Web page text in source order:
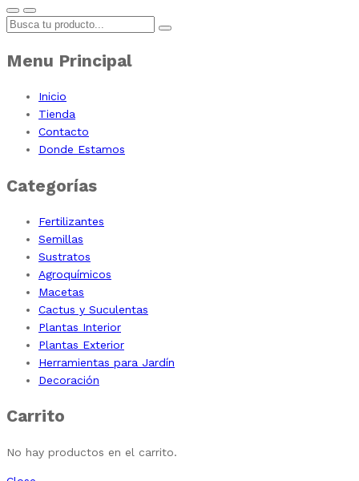
Menu Principal
Inicio
Tienda
Contacto
Donde Estamos
Categorías
Fertilizantes
Semillas
Sustratos
Agroquímicos
Macetas
Cactus y Suculentas
Plantas Interior
Plantas Exterior
Herramientas para Jardín
Decoración
Carrito
No hay productos en el carrito.